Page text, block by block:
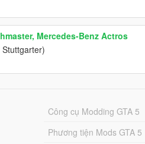
Mercedes-Benz Actros
Công cụ Modding GTA 5
Phương tiện Mods GTA 5